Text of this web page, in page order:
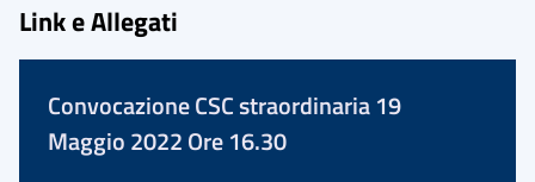
Link e Allegati
Convocazione CSC straordinaria 19
Maggio 2022 Ore 16.30